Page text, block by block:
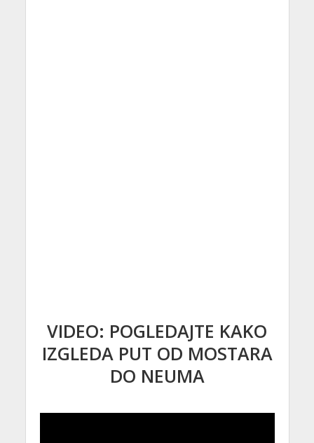
VIDEO: POGLEDAJTE KAKO
IZGLEDA PUT OD MOSTARA
DO NEUMA